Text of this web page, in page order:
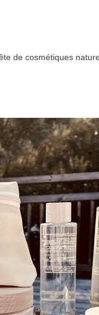
de cosmétiques